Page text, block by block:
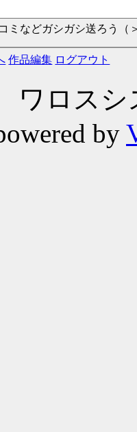
ミなどガシガシ送ろう（
作品編集 ログアウト
ワロスシ
by